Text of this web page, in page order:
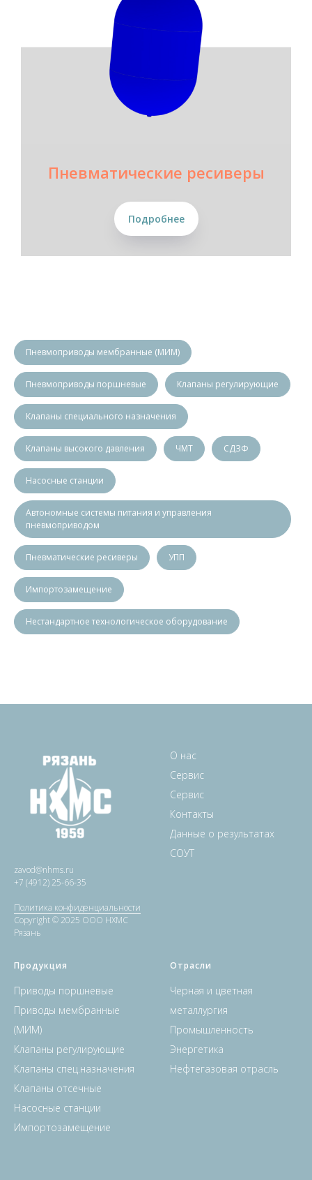
Пневматические ресиверы
Подробнее
Пневмоприводы мембранные (МИМ)
Пневмоприводы поршневые Клапаны регулирующие
Клапаны специального назначения
Клапаны высокого давления ЧМТ СДЗФ
Насосные станции
Автономные системы питания и управления
пневмоприводом
Пневматические ресиверы УПП
Импортозамещение
Нестандартное технологическое оборудование
zavod@nhms.ru
+7 (4912) 25-66-35
Политика конфиденциальности
Copyright © 2025 ООО НХМС
Рязань
О нас
Сервис
Сервис
Контакты
Данные о результатах
СОУТ
Продукция
Приводы поршневые
Приводы мембранные
(МИМ)
Клапаны регулирующие
Клапаны спец.назначения
Клапаны отсечные
Насосные станции
Импортозамещение
Отрасли
Черная и цветная
металлургия
Промышленность
Энергетика
Нефтегазовая отрасль